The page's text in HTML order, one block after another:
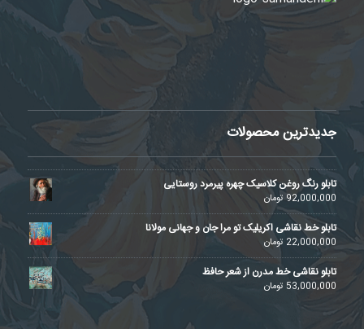
جدیدترین محصولات
تابلو رنگ روغن کلاسیک چهره پیرمرد روستایی
92,000,000تومان
تابلو خط نقاشی اکریلیک تو مرا جان و جهانی مولانا
22,000,000 تومان
تابلو نقاشی خط مدرن از شعر حافظ
53,000,000 تومان